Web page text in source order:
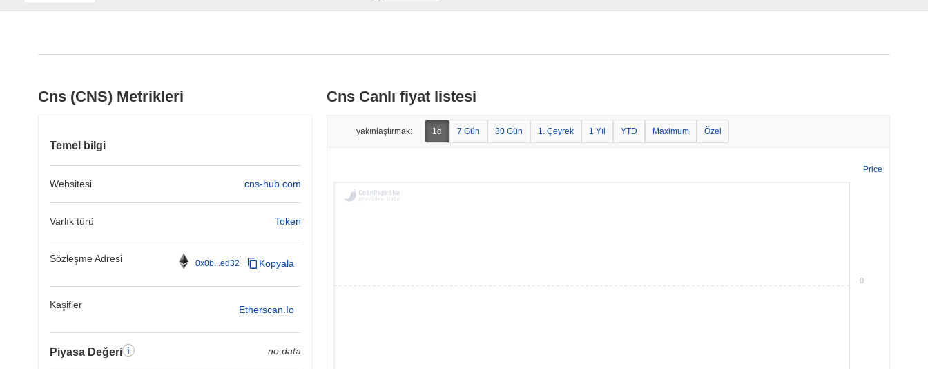
Cns (CNS) Metrikleri
Temel bilgi
Websitesi cns-hub.com
Varlık türü Token
Sözleşme Adresi 0x0b...ed32 Kopyala
Kaşifler Etherscan.io
Piyasa Değeri no data
Cns Canlı fiyat listesi
yakınlaştırmak: 1d 7 Gün 30 Gün 1. Çeyrek 1 Yıl YTD Maximum Özel
Price
0